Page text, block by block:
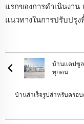
แรกของการดำเนินงา
แนวทางในการปรับปรุง
บ้านแคปซู
ทุกคน
บ้านสำเร็จรูปสำหรับครอ